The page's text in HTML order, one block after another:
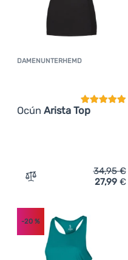
DAMENUNTERHEMD
Ocún Arista Top
Zum Vergleich
34,95€
27,99 €
-20 %